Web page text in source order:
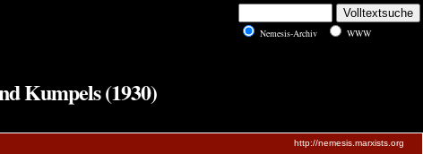
Nemesis-Archiv WWW
Kumpels (1930)
http://nemesis.marxists.org